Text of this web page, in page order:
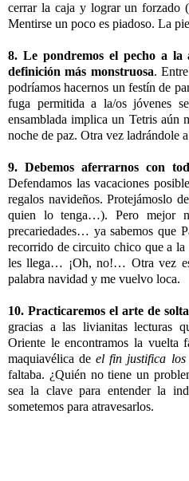
cerrar la caja y lograr un forzado
Mentirse un poco es piadoso. La
8. Le pondremos el pecho a
definición más monstruosa.
podríamos hacernos un festín de
fuga permitida a la/os jóvenes
ensamblada implica un Tetrisaún
noche de paz. Otra vez ladrándole
9. Debemos aferrarnos con
Defendamos las vacaciones
regalos navideños. Protejámoslo
quien lo tenga…). Pero mejor
precariedades… ya sabemos que
recorrido de circuito chico que a
les llega… ¡Oh, no!… Otra vez
palabra navidad y me vuelvo loca.
10. Practicaremos el arte de
gracias a las livianitas lecturas
Oriente le encontramos la
maquiavélica deel fin justifica los
faltaba. ¿Quién no tiene un
sea la clave para entender la
sometemos para atravesarlos.